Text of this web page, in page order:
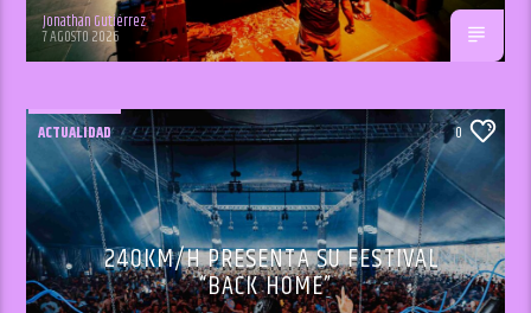
Jonathan Gutiérrez
7 AGOSTO 2026
ACTUALIDAD 0
240KM/H PRESENTA SU FESTIVAL
“BACK HOME”